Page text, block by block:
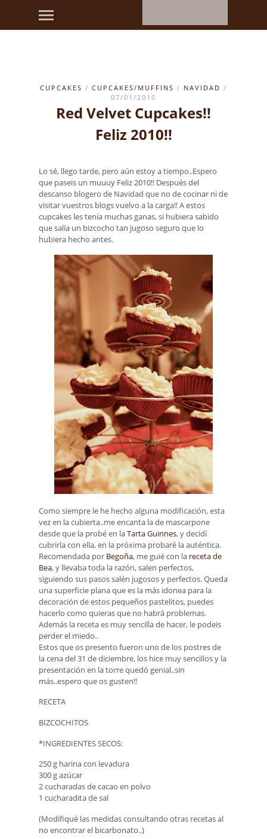
CUPCAKES / CUPCAKES/MUFFINS / NAVIDAD /
07/01/2010
Red Velvet Cupcakes!!
Feliz 2010!!
Lo sé, llego tarde, pero aún estoy a tiempo..Espero
que paseis un muuuy Feliz 2010!! Después del
descanso blogero de Navidad que no de cocinar ni de
visitar vuestros blogs vuelvo a la carga!! A estos
cupcakes les tenía muchas ganas, si hubiera sabido
que salía un bizcocho tan jugoso seguro que lo
hubiera hecho antes.
Como siempre le he hecho alguna modificación, esta
vez en la cubierta..me encanta la de mascarpone
desde que la probé en laTarta Guinnes, y decidí
cubrirla con ella, en la próxima probaré la auténtica.
Recomendada por Begoña, me guié con la receta de
Bea, y llevaba toda la razón, salen perfectos,
siguiendo sus pasos salén jugosos y perfectos. Queda
una superficie plana que es la más idonea para la
decoración de estos pequeños pastelitos, puedes
hacerlo como quieras que no habrá problemas.
Además la receta es muy sencilla de hacer, le podeis
perder el miedo..
Estos que os presento fueron uno de los postres de
la cena del 31 de diciembre, los hice muy sencillos y la
presentación en la torre quedó genial..sin
más..espero que os gusten!!
RECETA
BIZCOCHITOS
*INGREDIENTES SECOS:
250 g harina con levadura
300 g azúcar
2 cucharadas de cacao en polvo
1 cucharadita de sal
(Modifiqué las medidas consultando otras recetas al
no encontrar el bicarbonato..)